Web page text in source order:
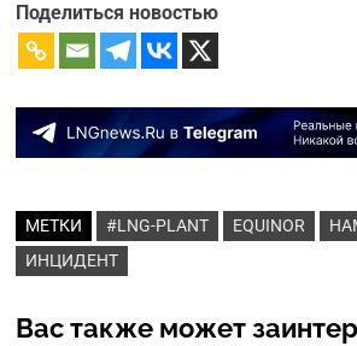
Поделиться новостью
МЕТКИ #LNG-PLANT EQUINOR
ИНЦИДЕНТ
Вас также может